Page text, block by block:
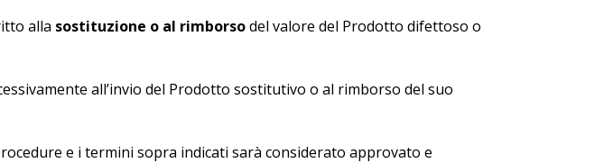
alla sostituzione o al rimborsodel valore del Prodotto difettoso o
all’invio del Prodotto sostitutivo o al rimborso del suo
e i termini sopra indicati sarà considerato approvato e